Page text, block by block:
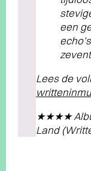
een
Lees de
★★★★
Land